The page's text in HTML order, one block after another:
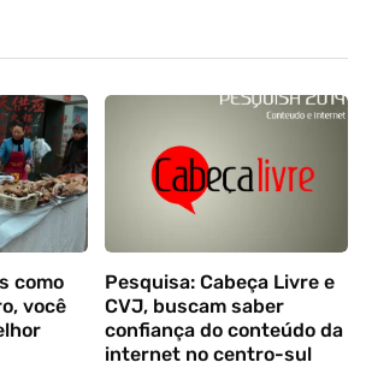
como
você
Pesquisa: Cabeça Livre e
CVJ, buscam saber
confiança do conteúdo da
internet no centro-sul